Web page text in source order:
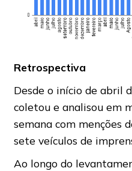
Retrospectiva
Desde o início de abril
coletou e analisou em
semana com menções
sete veículos de
Ao longo do